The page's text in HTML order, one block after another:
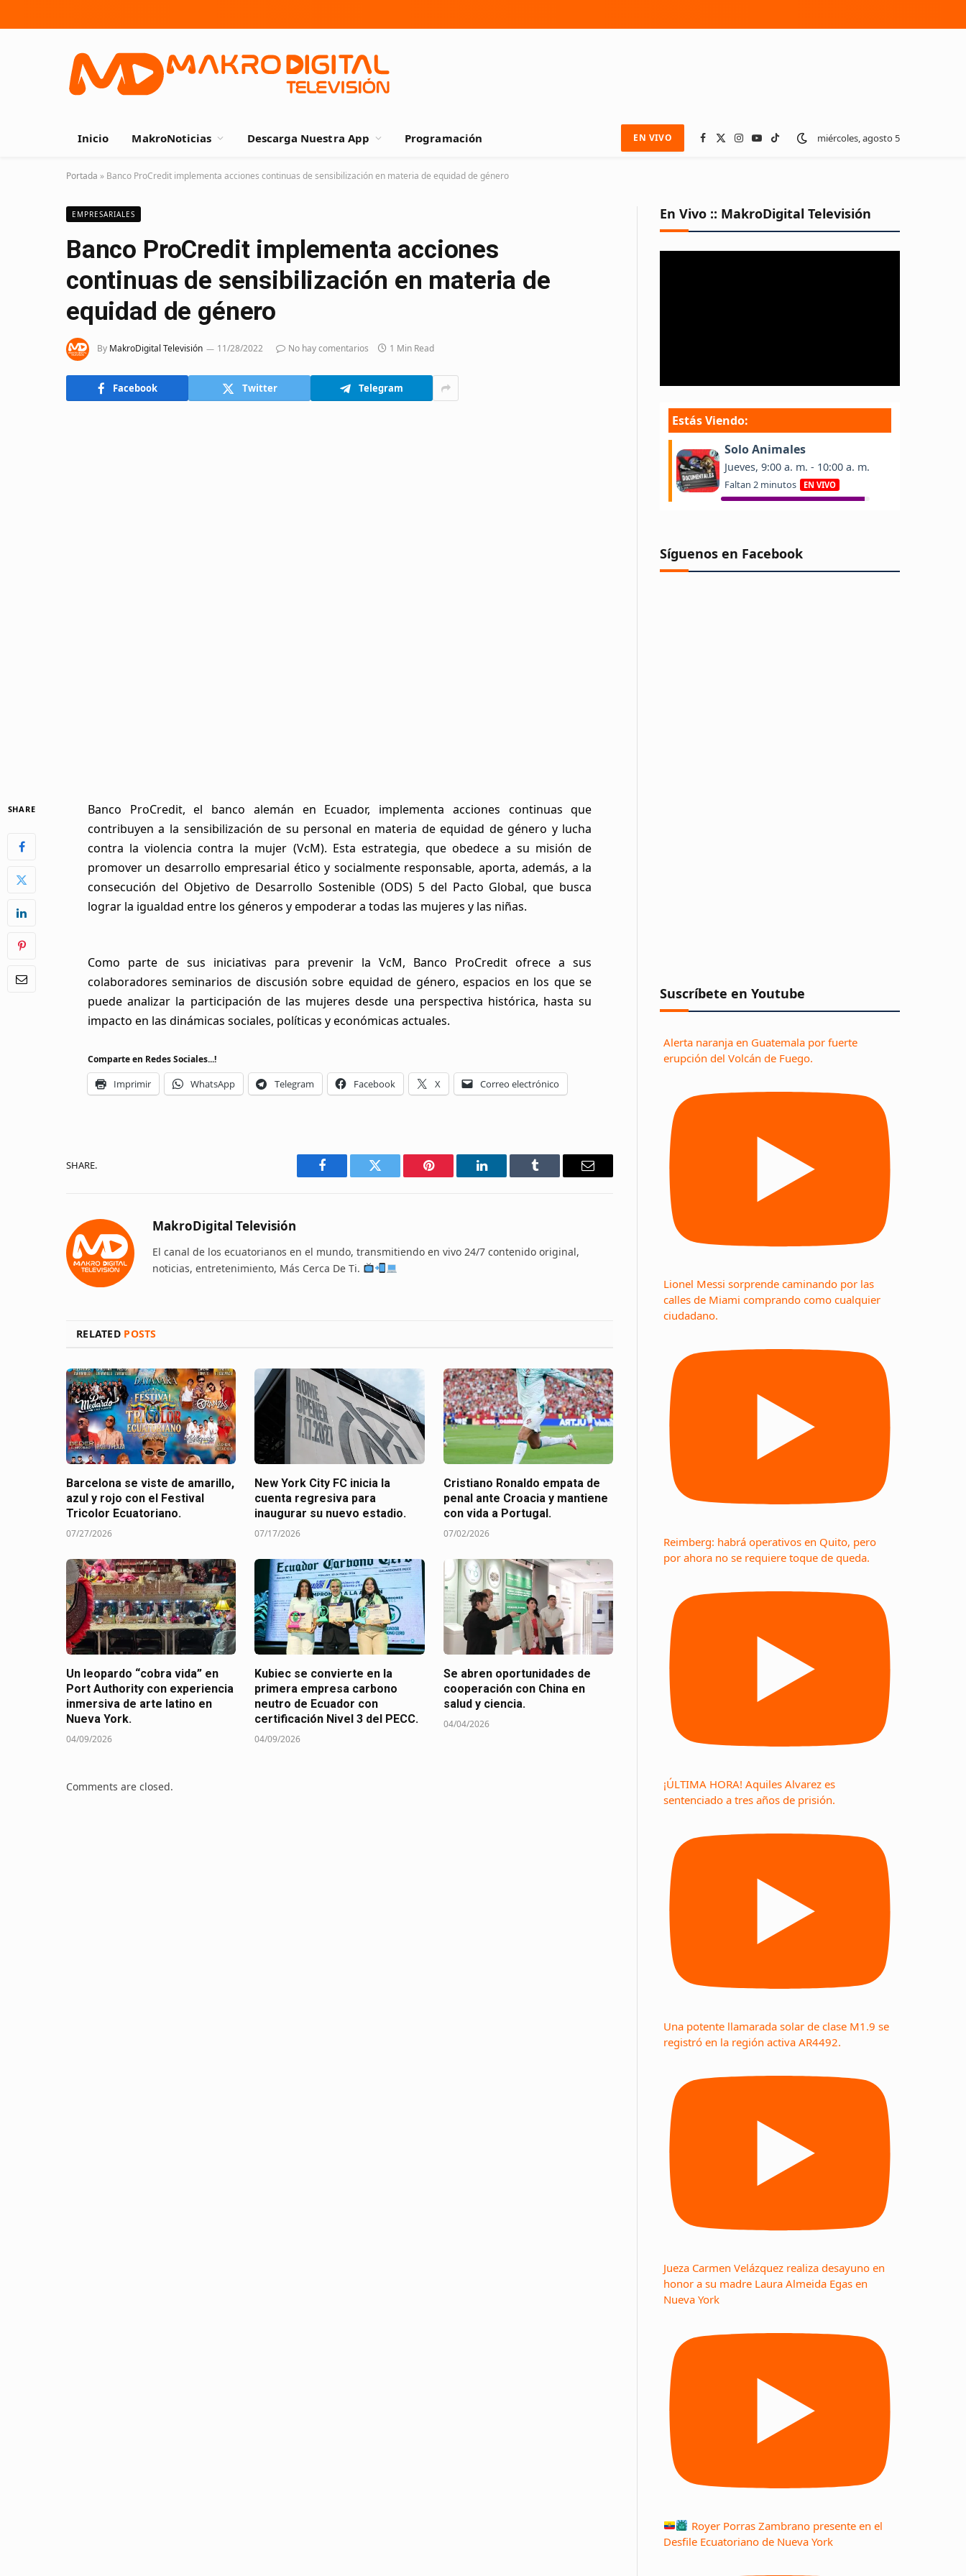
Inicio MakroNoticias Descarga Nuestra App Programación EN VIVO Facebook
X
Instagram
YouTube
TikTok miércoles, agosto 5
Portada » Banco ProCredit implementa acciones continuas de sensibilización en materia de equidad de género
EMPRESARIALES
Banco ProCredit implementa acciones
continuas de sensibilización en materia de
equidad de género
By MakroDigital Televisión 11/28/2022 No hay comentarios 1 Min Read
Facebook Twitter Telegram
SHARE
Banco ProCredit, el banco alemán en Ecuador, implementa acciones continuas que
contribuyen a la sensibilización de su personal en materia de equidad de género y lucha
contra la violencia contra la mujer (VcM). Esta estrategia, que obedece a su misión de
promover un desarrollo empresarial ético y socialmente responsable, aporta, además, a la
consecución del Objetivo de Desarrollo Sostenible (ODS) 5 del Pacto Global, que busca
lograr la igualdad entre los géneros y empoderar a todas las mujeres y las niñas.
Como parte de sus iniciativas para prevenir la VcM, Banco ProCredit ofrece a sus
colaboradores seminarios de discusión sobre equidad de género, espacios en los que se
puede analizar la participación de las mujeres desde una perspectiva histórica, hasta su
impacto en las dinámicas sociales, políticas y económicas actuales.
Comparte en Redes Sociales...!
Imprimir WhatsApp Telegram Facebook X Correo electrónico
SHARE.
Facebook Twitter Pinterest LinkedIn Tumblr Email
MakroDigital Televisión
El canal de los ecuatorianos en el mundo, transmitiendo en vivo 24/7 contenido original,
noticias, entretenimiento, Más Cerca De Ti.
RELATED POSTS
Barcelona se viste de amarillo,
azul y rojo con el Festival
Tricolor Ecuatoriano.
07/27/2026
New York City FC inicia la
cuenta regresiva para
inaugurar su nuevo estadio.
07/17/2026
Cristiano Ronaldo empata de
penal ante Croacia y mantiene
con vida a Portugal.
07/02/2026
Un leopardo “cobra vida” en
Port Authority con experiencia
inmersiva de arte latino en
Nueva York.
04/09/2026
Kubiec se convierte en la
primera empresa carbono
neutro de Ecuador con
certificación Nivel 3 del PECC.
04/09/2026
Se abren oportunidades de
cooperación con China en
salud y ciencia.
04/04/2026
Comments are closed.
En Vivo :: MakroDigital Televisión
Síguenos en Facebook
Suscríbete en Youtube
Alerta naranja en Guatemala por fuerte
erupción del Volcán de Fuego.
Lionel Messi sorprende caminando por las
calles de Miami comprando como cualquier
ciudadano.
Reimberg: habrá operativos en Quito, pero
por ahora no se requiere toque de queda.
¡ÚLTIMA HORA! Aquiles Alvarez es
sentenciado a tres años de prisión.
Una potente llamarada solar de clase M1.9 se
registró en la región activa AR4492.
Jueza Carmen Velázquez realiza desayuno en
honor a su madre Laura Almeida Egas en
Nueva York
Royer Porras Zambrano presente en el
Desfile Ecuatoriano de Nueva York